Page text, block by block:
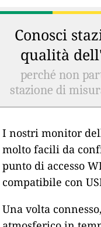
Conosci
qualità
perché non
stazione di
I nostri monitor
molto facili da
punto di accesso
compatibile con
Una volta